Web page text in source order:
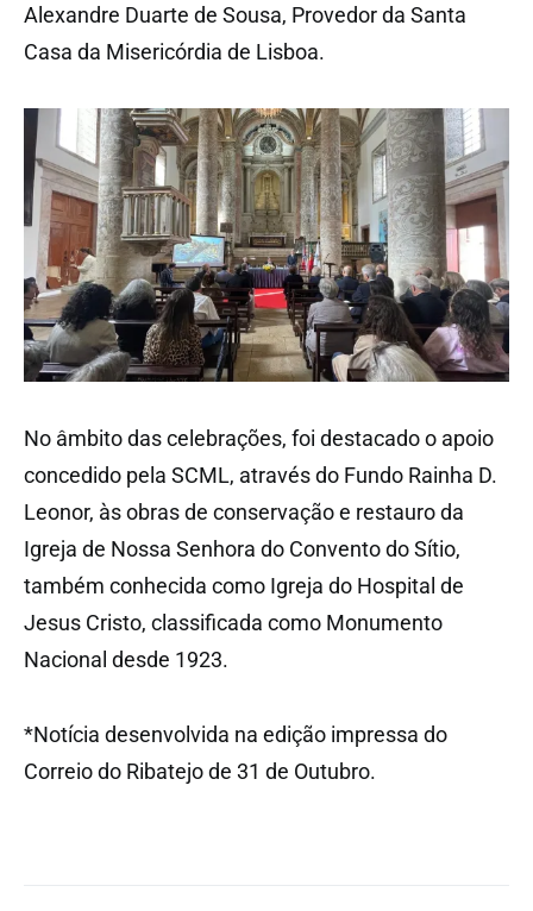
Alexandre Duarte de Sousa, Provedor da Santa
Casa da Misericórdia de Lisboa.
No âmbito das celebrações, foi destacado o apoio
concedido pela SCML, através do Fundo Rainha D.
Leonor, às obras de conservação e restauro da
Igreja de Nossa Senhora do Convento do Sítio,
também conhecida como Igreja do Hospital de
Jesus Cristo, classificada como Monumento
Nacional desde 1923.
*Notícia desenvolvida na edição impressa do
Correio do Ribatejo de 31 de Outubro.